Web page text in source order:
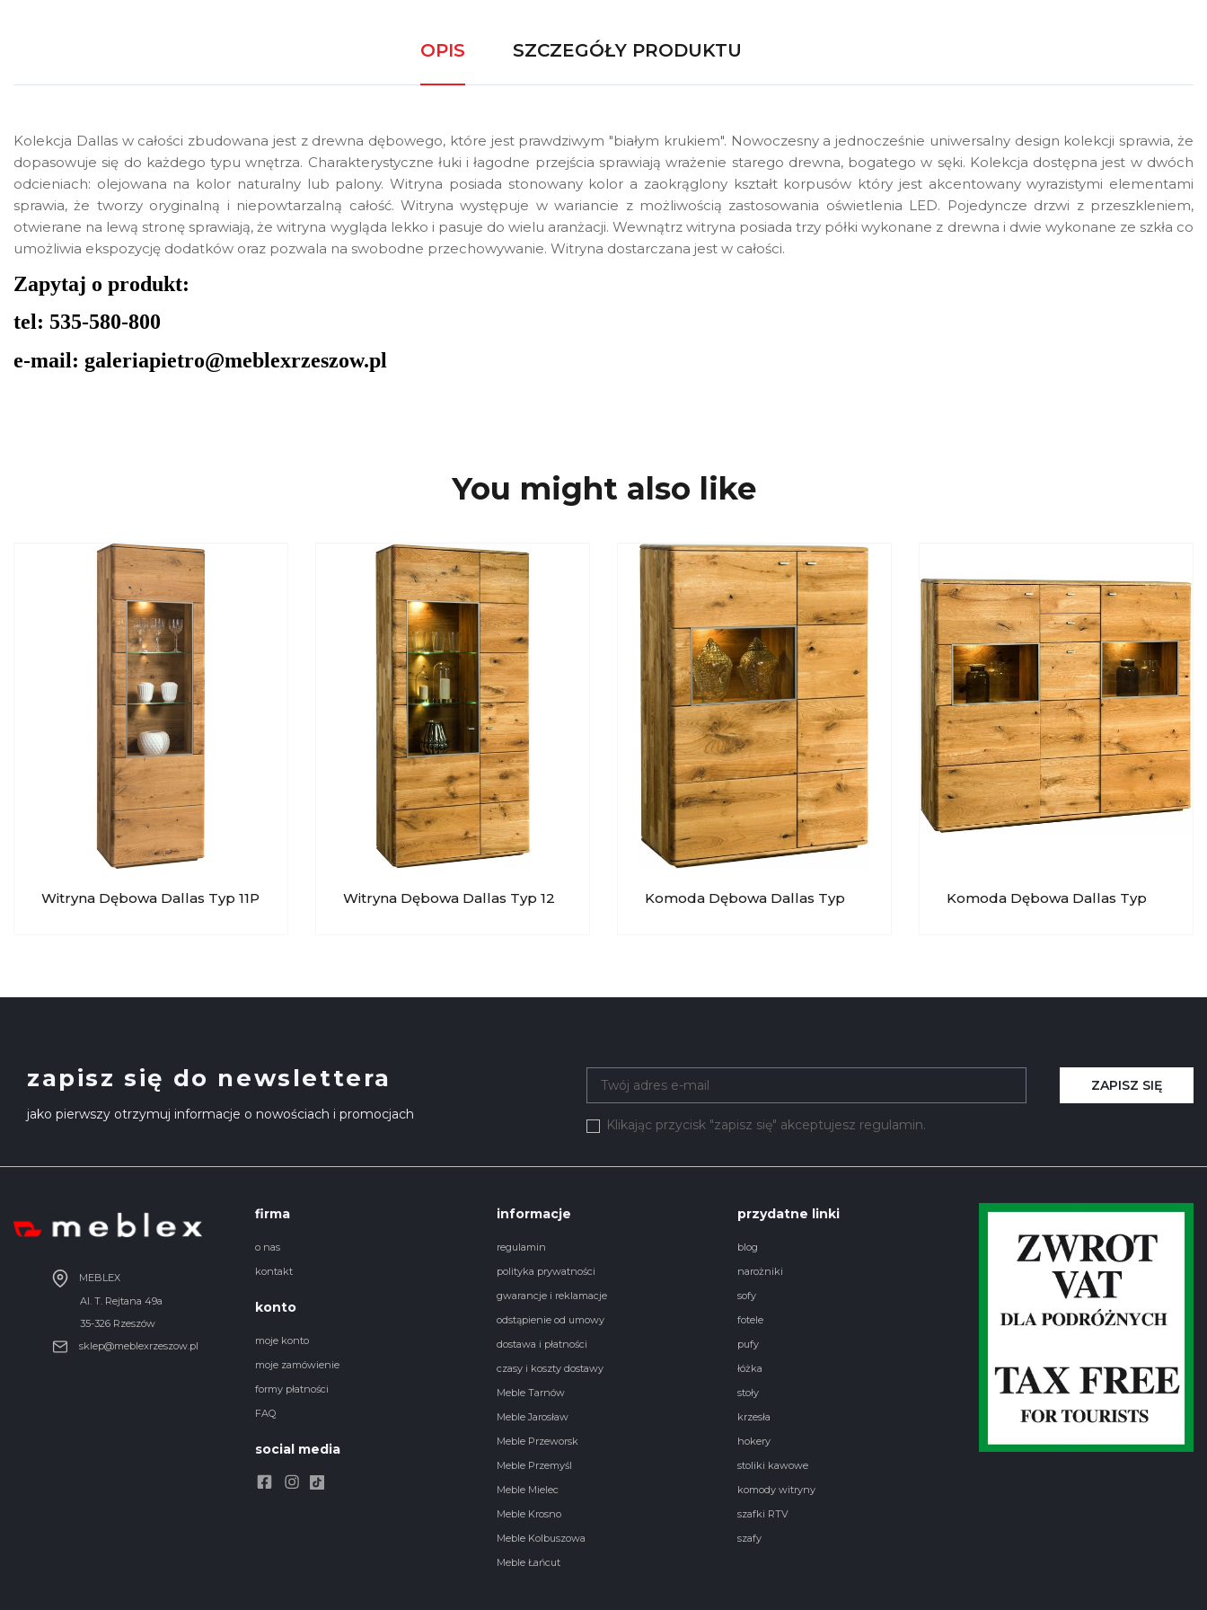
OPIS SZCZEGÓŁY PRODUKTU
Kolekcja Dallas w całości zbudowana jest z drewna dębowego, które jest prawdziwym "białym krukiem". Nowoczesny a jednocześnie uniwersalny design kolekcji sprawia, że
dopasowuje się do każdego typu wnętrza. Charakterystyczne łuki i łagodne przejścia sprawiają wrażenie starego drewna, bogatego w sęki. Kolekcja dostępna jest w dwóch
odcieniach: olejowana na kolor naturalny lub palony. Witryna posiada stonowany kolor a zaokrąglony kształt korpusów który jest akcentowany wyrazistymi elementami
sprawia, że tworzy oryginalną i niepowtarzalną całość. Witryna występuje w wariancie z możliwością zastosowania oświetlenia LED. Pojedyncze drzwi z przeszkleniem,
otwierane na lewą stronę sprawiają, że witryna wygląda lekko i pasuje do wielu aranżacji. Wewnątrz witryna posiada trzy półki wykonane z drewna i dwie wykonane ze szkła co
umożliwia ekspozycję dodatków oraz pozwala na swobodne przechowywanie. Witryna dostarczana jest w całości.
Zapytaj o produkt:
tel: 535-580-800
e-mail: galeriapietro@meblexrzeszow.pl
You might also like
Witryna Dębowa Dallas Typ 11P
Witryna Dębowa Dallas Typ 12
Komoda Dębowa Dallas Typ
Komoda Dębowa Dallas Typ
zapisz się do newslettera
jako pierwszy otrzymuj informacje o nowościach i promocjach
Klikając przycisk "zapisz się" akceptujesz regulamin.
ZAPISZ SIĘ
MEBLEX
Al. T. Rejtana 49a
35-326 Rzeszów
sklep@meblexrzeszow.pl
firma
o nas
kontakt
konto
moje konto
moje zamówienie
formy płatności
FAQ
social media
informacje
regulamin
polityka prywatności
gwarancje i reklamacje
odstąpienie od umowy
dostawa i płatności
czasy i koszty dostawy
Meble Tarnów
Meble Jarosław
Meble Przeworsk
Meble Przemyśl
Meble Mielec
Meble Krosno
Meble Kolbuszowa
Meble Łańcut
przydatne linki
blog
narożniki
sofy
fotele
pufy
łóżka
stoły
krzesła
hokery
stoliki kawowe
komody witryny
szafki RTV
szafy